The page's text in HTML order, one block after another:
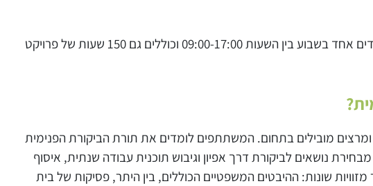
הלימודים הינם בהיקף של 700 שעות המרוכזים ביום לימודים אחד בשבוע בין השעות 09:00-17:00 וכוללים גם 150 שעות של פרויקט
מובילים בתחום. המשתתפים לומדים את תורת הביקורת הפנימית
נושאים לביקורת דרך אפיון וגיבוש תוכנית עבודה שנתית, איסוף
שונות: ההיבטים המשפטיים הכוללים, בין היתר, פסיקות של בית